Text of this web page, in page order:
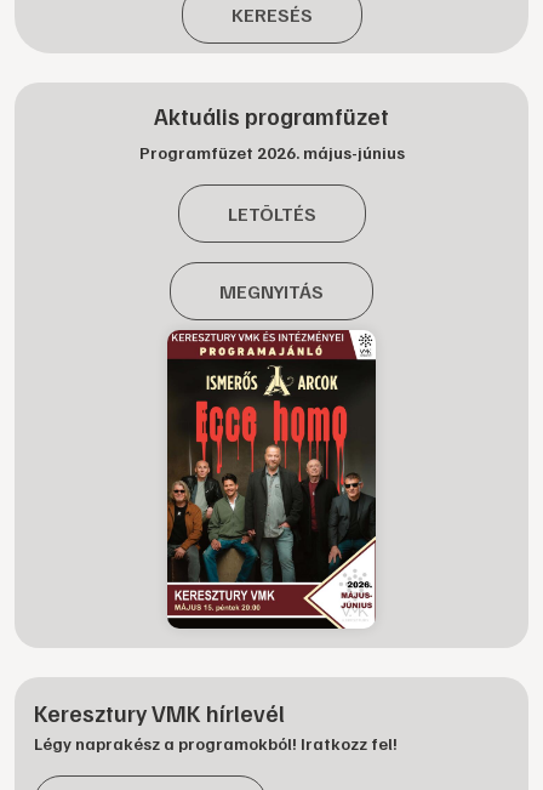
KERESÉS
Aktuális programfüzet
Programfüzet 2026. május-június
LETÖLTÉS
MEGNYITÁS
Keresztury VMK hírlevél
Légy naprakész a programokból! Iratkozz fel!